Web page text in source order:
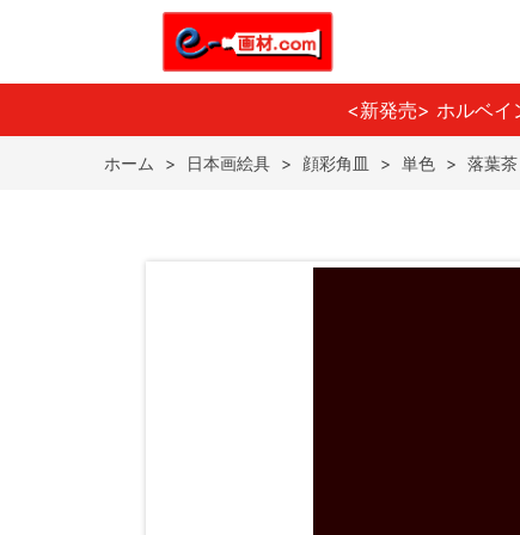
<新発売> ホルベ
ホーム > 日本画絵具 > 顔彩角皿 > 単色 > 落葉